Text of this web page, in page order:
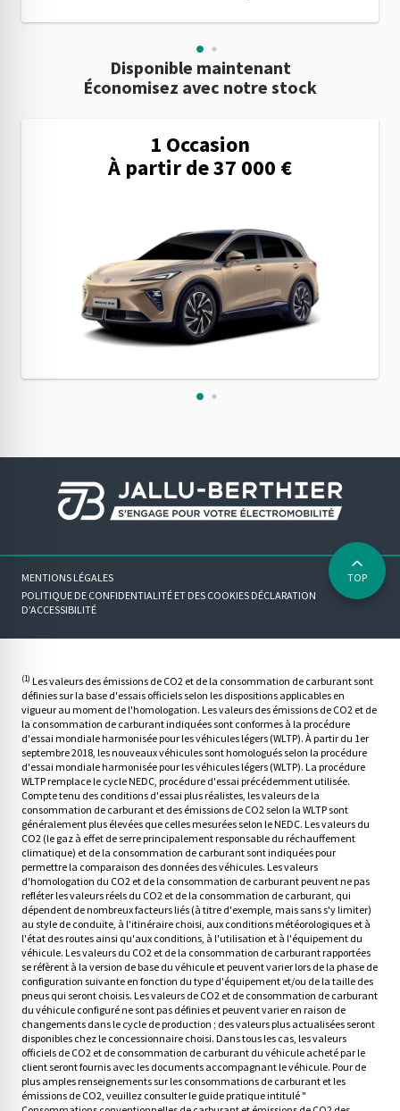
Disponible maintenant
Économisez avec notre stock
1 Occasion
À partir de 37 000 €
MENTIONS LÉGALES
POLITIQUE DE CONFIDENTIALITÉ ET DES COOKIES DÉCLARATION
D’ACCESSIBILITÉ
TOP
(1) Les valeurs des émissions de CO2 et de la consommation de carburant sont
définies sur la base d'essais officiels selon les dispositions applicables en
vigueur au moment de l'homologation. Les valeurs des émissions de CO2 et de
la consommation de carburant indiquées sont conformes à la procédure
d'essai mondiale harmonisée pour les véhicules légers (WLTP). À partir du 1er
septembre 2018, les nouveaux véhicules sont homologués selon la procédure
d'essai mondiale harmonisée pour les véhicules légers (WLTP). La procédure
WLTP remplace le cycle NEDC, procédure d'essai précédemment utilisée.
Compte tenu des conditions d'essai plus réalistes, les valeurs de la
consommation de carburant et des émissions de CO2 selon la WLTP sont
généralement plus élevées que celles mesurées selon le NEDC. Les valeurs du
CO2 (le gaz à effet de serre principalement responsable du réchauffement
climatique) et de la consommation de carburant sont indiquées pour
permettre la comparaison des données des véhicules. Les valeurs
d'homologation du CO2 et de la consommation de carburant peuvent ne pas
refléter les valeurs réels du CO2 et de la consommation de carburant, qui
dépendent de nombreux facteurs liés (à titre d'exemple, mais sans s'y limiter)
au style de conduite, à l'itinéraire choisi, aux conditions météorologiques et à
l'état des routes ainsi qu'aux conditions, à l'utilisation et à l'équipement du
véhicule. Les valeurs du CO2 et de la consommation de carburant rapportées
se réfèrent à la version de base du véhicule et peuvent varier lors de la phase de
configuration suivante en fonction du type d'équipement et/ou de la taille des
pneus qui seront choisis. Les valeurs de CO2 et de consommation de carburant
du véhicule configuré ne sont pas définies et peuvent varier en raison de
changements dans le cycle de production ; des valeurs plus actualisées seront
disponibles chez le concessionnaire choisi. Dans tous les cas, les valeurs
officiels de CO2 et de consommation de carburant du véhicule acheté par le
client seront fournis avec les documents accompagnant le véhicule. Pour de
plus amples renseignements sur les consommations de carburant et les
émissions de CO2, veuillez consulter le guide pratique intitulé "